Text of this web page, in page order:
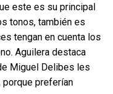
este es su principal
tonos, también es
tengan en cuenta los
Aguilera destaca
Miguel Delibes les
porque preferían